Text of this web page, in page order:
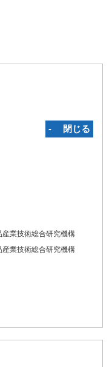
‐ 閉じる
産業技術総合研究機構
産業技術総合研究機構